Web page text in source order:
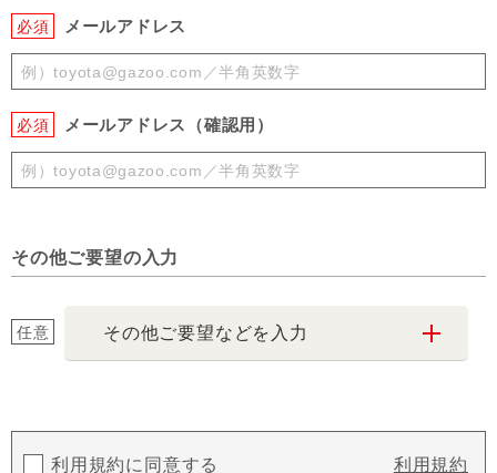
必須 メールアドレス
必須 メールアドレス（確認用）
その他ご要望の入力
任意 その他ご要望などを入力
利用規約に同意する 利用規約